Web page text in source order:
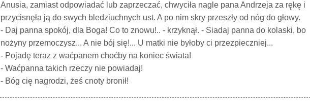
Anusia, zamiast odpowiadać lub zaprzeczać, chwyciła nagle pana Andrzeja za rękę i
przycisnęła ją do swych bledziuchnych ust. A po nim skry przeszły od nóg do głowy.
- Daj panna spokój, dla Boga! Co to znowu!.. - krzyknął. - Siadaj panna do kolaski, bo
nożyny przemoczysz... A nie bój się!... U matki nie byłoby ci przezpieczniej...
- Pojadę teraz z waćpanem choćby na koniec świata!
- Waćpanna takich rzeczy nie powiadaj!
- Bóg cię nagrodzi, żeś cnoty bronił!